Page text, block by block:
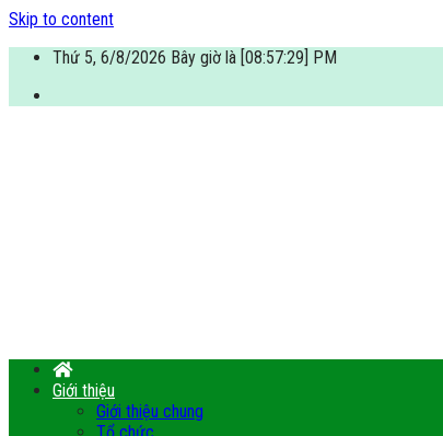
Skip to content
Thứ 5, 6/8/2026 Bây giờ là [08:57:30] PM
Giới thiệu
Giới thiệu chung